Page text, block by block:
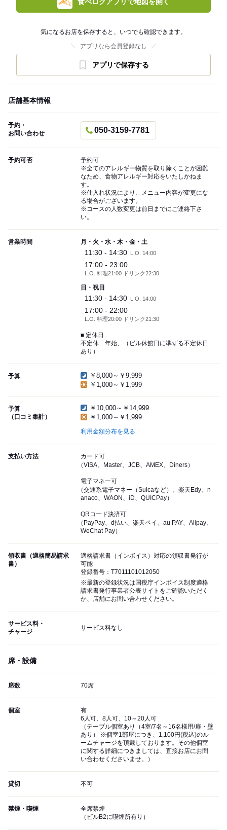
気になるお店を保存すると、いつでも確認できます。
アプリなら会員登録なし
アプリで保存する
店舗基本情報
予約・
お問い合わせ
050-3159-7781
予約可否
予約可
※全てのアレルギー物質を取り除くことが困難
なため、食物アレルギー対応をいたしかねま
す。
※仕入れ状況により、メニュー内容が変更にな
る場合がございます。
※コースの人数変更は前日までにご連絡下さ
い。
営業時間 月・火・水・木・金・土
11:30 - 14:30 L.O. 14:00
17:00 - 23:00
L.O. 料理21:00 ドリンク22:30
日・祝日
11:30 - 14:30 L.O. 14:00
17:00 - 22:00
L.O. 料理20:00 ドリンク21:30
■ 定休日
不定休 年始、（ビル休館日に準ずる不定休日
あり）
予算
￥8,000～￥9,999
￥1,000～￥1,999
予算
（口コミ集計）
￥10,000～￥14,999
￥1,000～￥1,999
利用金額分布を見る
支払い方法
カード可
（VISA、Master、JCB、AMEX、Diners）
電子マネー可
（交通系電子マネー（Suicaなど）、楽天Edy、n
anaco、WAON、iD、QUICPay）
QRコード決済可
（PayPay、d払い、楽天ペイ、au PAY、Alipay、
WeChat Pay）
領収書（適格簡易請求
書）
適格請求書（インボイス）対応の領収書発行が
可能
登録番号：T7011101012050
※最新の登録状況は国税庁インボイス制度適格
請求書発行事業者公表サイトをご確認いただく
か、店舗にお問い合わせください。
サービス料・
チャージ
サービス料なし
席・設備
席数 70席
個室
有
6人可、8人可、10～20人可
（テーブル個室あり（4室/7名～16名様用/扉・壁
あり） ※個室1部屋につき、1,100円(税込)のル
ームチャージを頂戴しております。その他個室
に関する詳細につきましては、直接お店にお問
い合わせくださいませ。）
貸切 不可
禁煙・喫煙
全席禁煙
（ビルB2に喫煙所有り）